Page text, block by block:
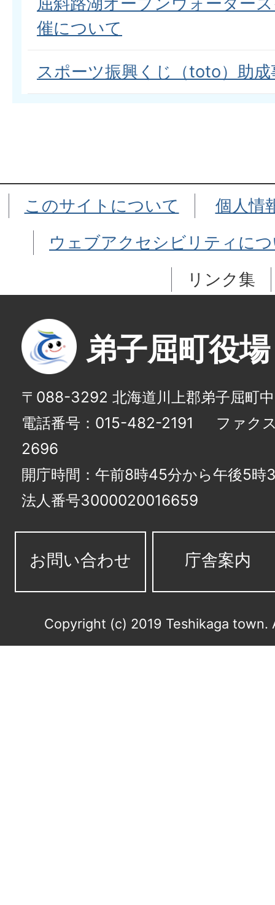
催について
スポーツ振興くじ（toto）助成
このサイトについて
個人情
ウェブアクセシビリティに
リンク集
弟子屈町役場
〒088-3292 北海道川上郡弟子屈町
電話番号：015-482-2191
ファク
2696
開庁時間：午前8時45分から午後5時
法人番号3000020016659
お問い合わせ 庁舎案内
Copyright (c) 2019 Teshikaga town.